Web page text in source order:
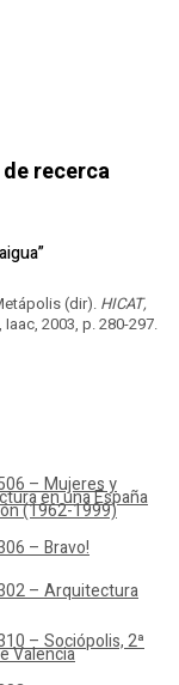
recerca
(dir). HICAT,
2003, p. 280-297.